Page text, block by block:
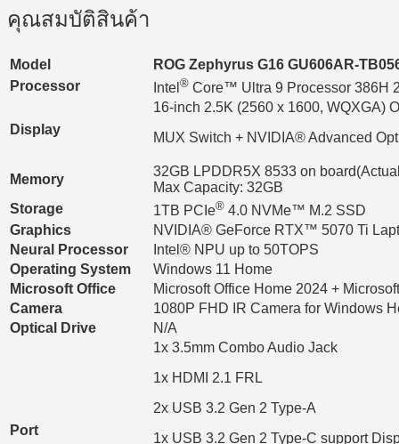
quantity
คุณสมบัติสินค้า
Model
ROG Zephyrus G16 GU606AR-
Processor
Intel ® Core™ Ultra 9 Processor 386H
Display
16-inch 2.5K (2560 x 1600, WQXGA)
MUX Switch + NVIDIA® Advanced
Memory
32GB LPDDR5X 8533 on
Max Capacity: 32GB
Storage
1TB PCIe® 4.0 NVMe™ M.2 SSD
Graphics
NVIDIA® GeForce RTX™ 5070 Ti
Neural Processor
Intel® NPU up to 50TOPS
Operating System
Windows 11 Home
Microsoft Office
Microsoft Office Home 2024 +
Camera
1080P FHD IR Camera for Windows
Optical Drive
N/A
Port
1x 3.5mm Combo Audio Jack
1x HDMI 2.1 FRL
2x USB 3.2 Gen 2 Type-A
1x USB 3.2 Gen 2 Type-C support